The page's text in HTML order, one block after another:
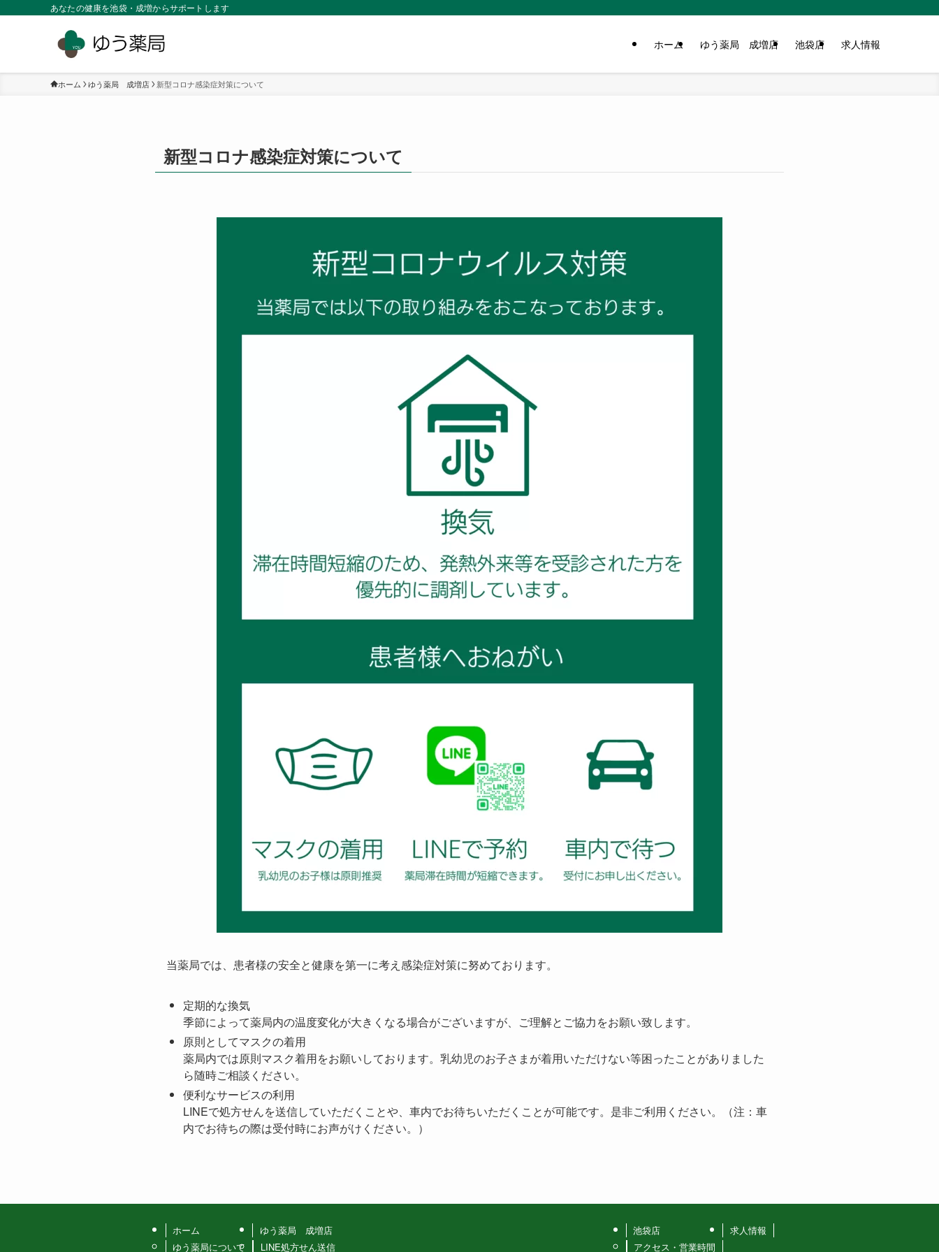
あなたの健康を池袋・成増からサポートします
ホーム ゆう薬局 成増店 池袋店 求人情報
ホーム ゆう薬局 成増店 新型コロナ感染症対策について
新型コロナ感染症対策について
当薬局では、患者様の安全と健康を第一に考え感染症対策に努めております。
定期的な換気
季節によって薬局内の温度変化が大きくなる場合がございますが、ご理解とご協力をお願い致します。
原則としてマスクの着用
薬局内では原則マスク着用をお願いしております。乳幼児のお子さまが着用いただけない等困ったことがありました
ら随時ご相談ください。
便利なサービスの利用
LINEで処方せんを送信していただくことや、車内でお待ちいただくことが可能です。是非ご利用ください。（注：車
内でお待ちの際は受付時にお声がけください。）
ホーム
ゆう薬局について
ゆう薬局 成増店
LINE処方せん送信
池袋店
アクセス・営業時間
求人情報